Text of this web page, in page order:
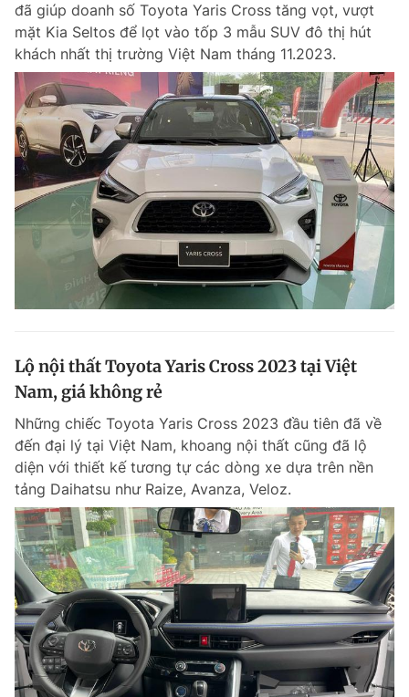
đã giúp doanh số Toyota Yaris Cross tăng vọt, vượt
mặt Kia Seltos để lọt vào tốp 3 mẫu SUV đô thị hút
khách nhất thị trường Việt Nam tháng 11.2023.
Lộ nội thất Toyota Yaris Cross 2023 tại Việt
Nam, giá không rẻ
Những chiếc Toyota Yaris Cross 2023 đầu tiên đã về
đến đại lý tại Việt Nam, khoang nội thất cũng đã lộ
diện với thiết kế tương tự các dòng xe dựa trên nền
tảng Daihatsu như Raize, Avanza, Veloz.